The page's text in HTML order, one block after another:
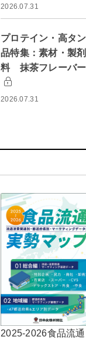
2026.07.31
プロテイン・高タ
品特集：素材・製
料 抹茶フレーバ
2026.07.31
2025-2026食品流通